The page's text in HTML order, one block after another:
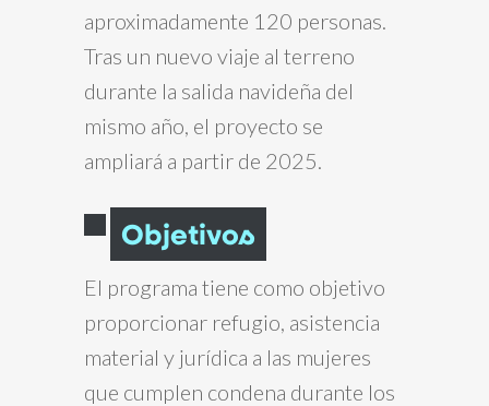
aproximadamente 120 personas.
Tras un nuevo viaje al terreno
durante la salida navideña del
mismo año, el proyecto se
ampliará a partir de 2025.
Objetivos
El programa tiene como objetivo
proporcionar refugio, asistencia
material y jurídica a las mujeres
que cumplen condena durante los